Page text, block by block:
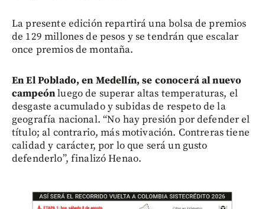
La presente edición repartirá una bolsa de premios
de 129 millones de pesos y se tendrán que escalar
once premios de montaña.
En El Poblado, en Medellín, se conocerá al nuevo
campeónluego de superar altas temperaturas, el
desgaste acumulado y subidas de respeto de la
geografía nacional. “No hay presión por defender el
título; al contrario, más motivación. Contreras tiene
calidad y carácter, por lo que será un gusto
defenderlo”, finalizó Henao.